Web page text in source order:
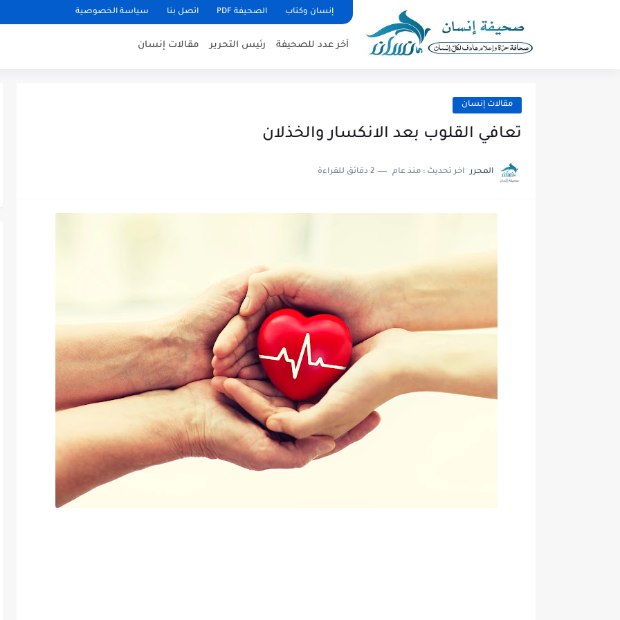
إنسان وكتاب الصحيفة PDF اتصل بنا سياسة الخصوصية
آخر عدد للصحيفة رئيس التحرير مقالات إنسان
مقالات إنسان
تعافي القلوب بعد الانكسار والخذلان
المحرر اخر تحديث : منذ عام 2 دقائق للقراءة